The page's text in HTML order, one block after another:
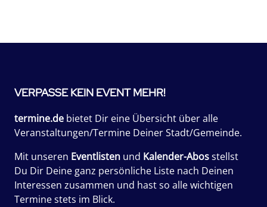
VERPASSE KEIN EVENT MEHR!
termine.de bietet Dir eine Übersicht über alle
Veranstaltungen/Termine Deiner Stadt/Gemeinde.
Mit unseren Eventlisten und Kalender-Abosstellst
Du Dir Deine ganz persönliche Liste nach Deinen
Interessen zusammen und hast so alle wichtigen
Termine stets im Blick.